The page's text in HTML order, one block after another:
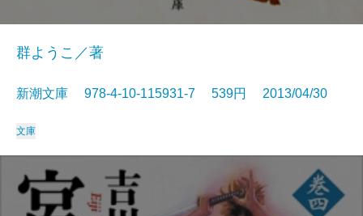
群ようこ／著
新潮文庫 978-4-10-115931-7 539円 2013/04/30
文庫